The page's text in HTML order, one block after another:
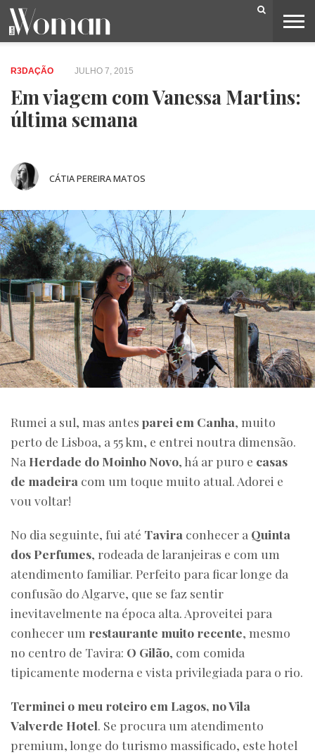
BELEZA
CAPA
LIFESTYLE
MODA
OPINIÃO
PESSOAS
SOCIEDADE
VIDEOS
R3DAÇÃO JULHO 7, 2015
Em viagem com Vanessa Martins:
última semana
CÁTIA PEREIRA MATOS
Rumei a sul, mas antes parei em Canha, muito
perto de Lisboa, a 55 km, e entrei noutra dimensão.
Na Herdade do Moinho Novo, há ar puro e casas
de madeira com um toque muito atual. Adorei e
vou voltar!
No dia seguinte, fui até Tavira conhecer a Quinta
dos Perfumes, rodeada de laranjeiras e com um
atendimento familiar. Perfeito para ficar longe da
confusão do Algarve, que se faz sentir
inevitavelmente na época alta. Aproveitei para
conhecer um restaurante muito recente, mesmo
no centro de Tavira: O Gilão, com comida
tipicamente moderna e vista privilegiada para o rio.
Terminei o meu roteiro em Lagos, no Vila
Valverde Hotel. Se procura um atendimento
premium, longe do turismo massificado, este hotel